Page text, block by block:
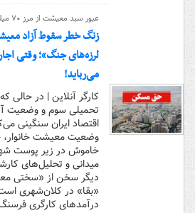
عبور سبد معیشت از مرز ۷۰ میلیون تومان
زنگ خطر سقوط آزاد
لرزه‌های جنگ»؛ وقتی
می‌رباید!
کارگر آنلاین | در
تحمیلی سوم و وضعیت
اقتصاد ایران سنگینی
وضعیت معیشت
خاموش در زیر پوست
میدانی و تحلیل‌های
دیگر سخن از «سختی
«بقا» در کلان‌شهری
درآمدهای کارگری